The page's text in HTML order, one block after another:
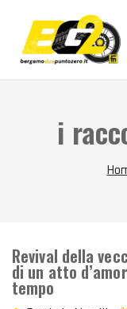
content
i
Revival della
di un atto
tempo